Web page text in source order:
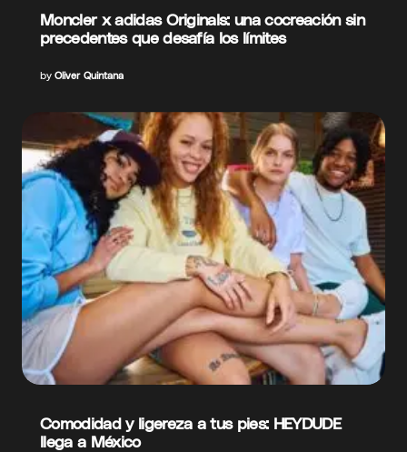
Moncler x adidas Originals: una cocreación sin
precedentes que desafía los límites
by Oliver Quintana
Comodidad y ligereza a tus pies: HEYDUDE
llega a México